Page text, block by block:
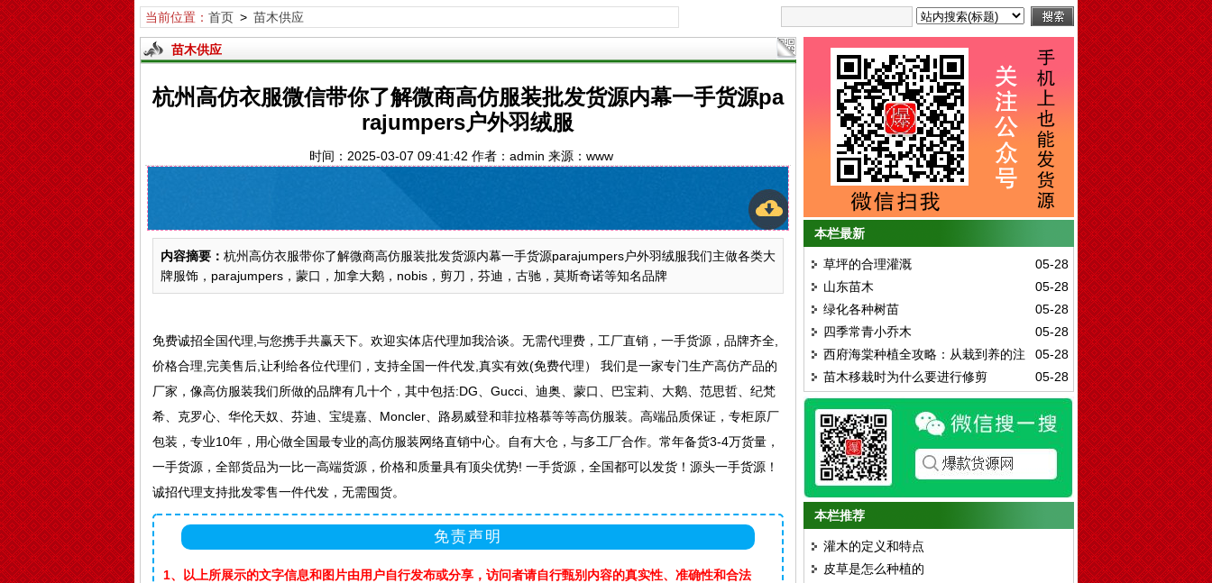
当前位置： 首页> 苗木供应
苗木供应
杭州高仿衣服微信带你了解微商高仿服装批发货源内幕一手货源pa
rajumpers户外羽绒服
时间：2025-03-07 09:41:42 作者：admin 来源：www
内容摘要： 杭州高仿衣服带你了解微商高仿服装批发货源内幕一手货源parajumpers户外羽绒服我们主做各类大
牌服饰，parajumpers，蒙口，加拿大鹅，nobis，剪刀，芬迪，古驰，莫斯奇诺等知名品牌
免费诚招全国代理,与您携手共赢天下。欢迎实体店代理加我洽谈。无需代理费，工厂直销，一手货源，品牌齐全,
价格合理,完美售后,让利给各位代理们，支持全国一件代发,真实有效(免费代理） 我们是一家专门生产高仿产品的
厂家，像高仿服装我们所做的品牌有几十个，其中包括:DG、Gucci、迪奥、蒙口、巴宝莉、大鹅、范思哲、纪梵
希、克罗心、华伦天奴、芬迪、宝缇嘉、Moncler、路易威登和菲拉格慕等等高仿服装。高端品质保证，专柜原厂
包装，专业10年，用心做全国最专业的高仿服装网络直销中心。自有大仓，与多工厂合作。常年备货3-4万货量，
一手货源，全部货品为一比一高端货源，价格和质量具有顶尖优势! 一手货源，全国都可以发货！源头一手货源！
诚招代理支持批发零售一件代发，无需囤货。
免责声明
1、以上所展示的文字信息和图片由用户自行发布或分享，访问者请自行甄别内容的真实性、准确性和合法
本栏最新
05-28
草坪的合理灌溉
05-28
山东苗木
05-28
绿化各种树苗
05-28
四季常青小乔木
05-28
西府海棠种植全攻略：从栽到养的注
意事项
05-28
苗木移栽时为什么要进行修剪
本栏推荐
灌木的定义和特点
皮草是怎么种植的